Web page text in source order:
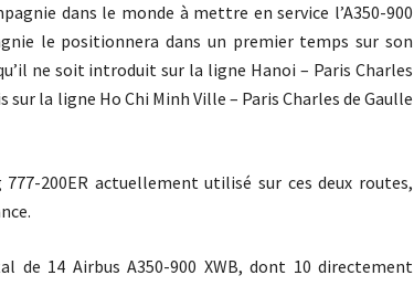
dans le monde à mettre en service l’A350-900
le positionnera dans un premier temps sur son
ne soit introduit sur la ligne Hanoi – Paris Charles
sur la ligne Ho Chi Minh Ville – Paris Charles de Gaulle
777-200ER actuellement utilisé sur ces deux routes,
de 14 Airbus A350-900 XWB, dont 10 directement